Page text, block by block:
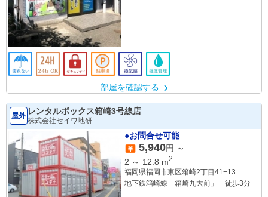
部屋を確認する
屋外 レンタルボックス箱崎3号線店
株式会社セイワ地研
●お問合せ可能
5,940円 ～
2 ～ 12.8 m2
福岡県福岡市東区箱崎2丁目41−13
地下鉄箱崎線「箱崎九大前」 徒歩3分